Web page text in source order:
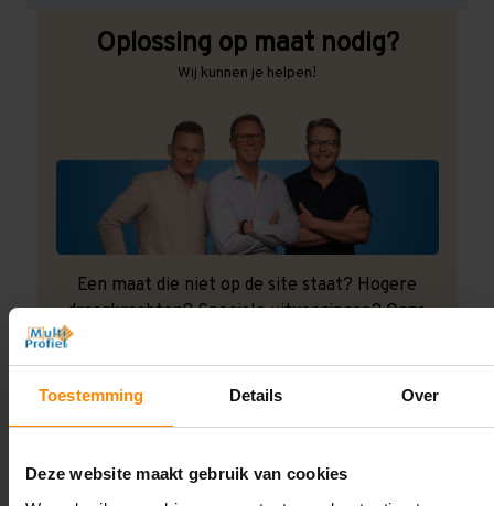
Toestemming Details Over
Deze website maakt gebruik van cookies
Oplossing op maat nodig?
Wij kunnen je helpen!
Een maat die niet op de site staat? Hogere
draagkrachten? Speciale uitvoeringen? Onze
experts werken het graag uit! Maatwerk is onze
specialiteit!